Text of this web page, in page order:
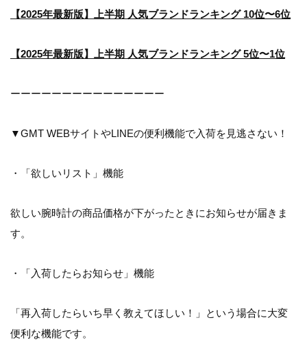
【2025年最新版】上半期 人気ブランドランキング 10位〜6位
【2025年最新版】上半期 人気ブランドランキング 5位〜1位
ーーーーーーーーーーーーーーー
▼GMT WEBサイトやLINEの便利機能で入荷を見逃さない！
・「欲しいリスト」機能
欲しい腕時計の商品価格が下がったときにお知らせが届きま
す。
・「入荷したらお知らせ」機能
「再入荷したらいち早く教えてほしい！」という場合に大変
便利な機能です。